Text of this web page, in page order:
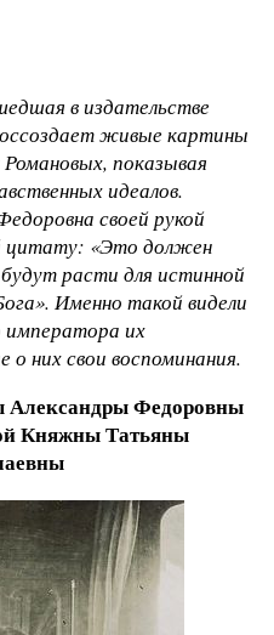
в издательстве
живые картины
показывая
идеалов.
своей рукой
цитату: «Это должен
расти для истинной
Именно такой видели
императора их
них свои воспоминания.
Александры Федоровны
Княжны Татьяны